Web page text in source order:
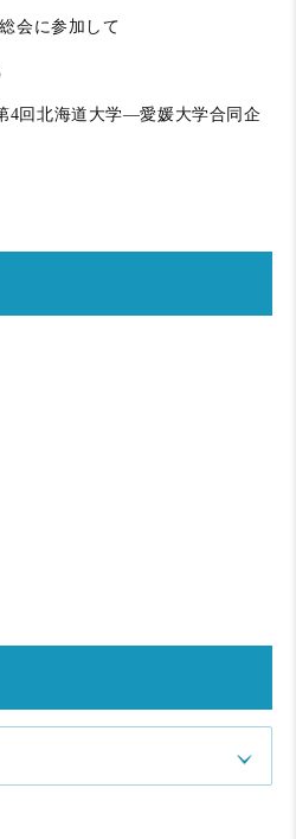
会に参加して
4回北海道大学—愛媛大学合同企